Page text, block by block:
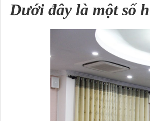
Dưới đây là một số